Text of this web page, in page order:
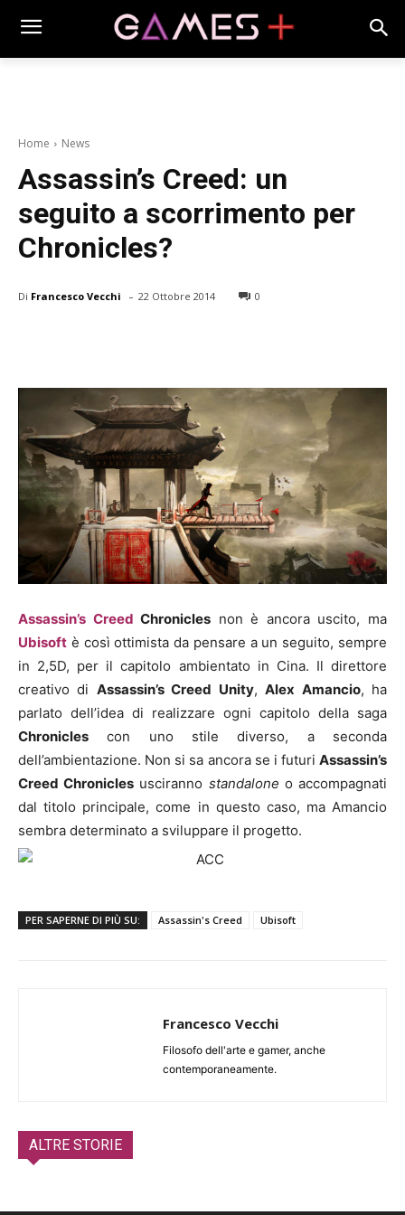
Home News
Assassin’s Creed: un
seguito a scorrimento per
Chronicles?
Di Francesco Vecchi - 22 Ottobre 2014 0
Assassin’s Creed Chronicles non è ancora uscito, ma
Ubisoft è così ottimista da pensare a un seguito, sempre
in 2,5D, per il capitolo ambientato in Cina. Il direttore
creativo di Assassin’s Creed Unity,Alex Amancio, ha
parlato dell’idea di realizzare ogni capitolo della saga
Chronicles con uno stile diverso, a seconda
dell’ambientazione. Non si sa ancora se i futuri Assassin’s
Creed Chronicles usciranno standalone o accompagnati
dal titolo principale, come in questo caso, ma Amancio
sembra determinato a sviluppare il progetto.
PER SAPERNE DI PIÙ SU: Assassin's Creed Ubisoft
Francesco Vecchi
Filosofo dell'arte e gamer, anche
contemporaneamente.
ALTRE STORIE